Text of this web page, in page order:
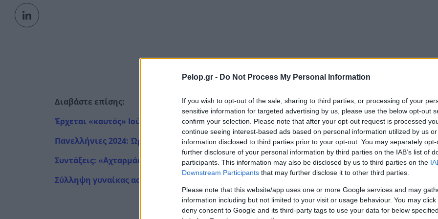
Pelop.gr - Do Not Process My Personal Information
If you wish to opt-out of the sale, sharing to third parties, or processing of your
sensitive information for targeted advertising by us, please use the below opt-out
confirm your selection. Please note that after your opt-out request is processed
continue seeing interest-based ads based on personal information utilized by us
information disclosed to third parties prior to your opt-out. You may separately
further disclosure of your personal information by third parties on the IAB’s list of
participants. This information may also be disclosed by us to third parties on the
Downstream Participants that may further disclose it to other third parties.
Please note that this website/app uses one or more Google services and may
information including but not limited to your visit or usage behaviour. You may
deny consent to Google and its third-party tags to use your data for below
Διαβάστε επίσης:
Έρχεται «καυτός» Ιούλιος για την Ελλάδα, εφιαλτικές προβλέψεις Bloomberg για καύσωνες και
Πανελλήνιες 2024: Ώρα για αποτελέσματα, πώς θα μάθετε τους βαθμούς
Συντάξεις: «Αχταρμάς» με τα αναδρομικά, ποιοι πληρώνονται και ποιοι περιμένουν
Σύλληψη γυναίκας αστυνομικού που εκβίαζε συνάδελφό της – Πώς τον απειλούσε για να του